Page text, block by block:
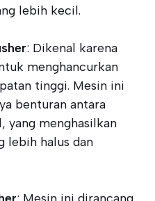
lebih kecil.
: Dikenal karena
menghancurkan
tinggi. Mesin ini
benturan antara
yang menghasilkan
lebih halus dan